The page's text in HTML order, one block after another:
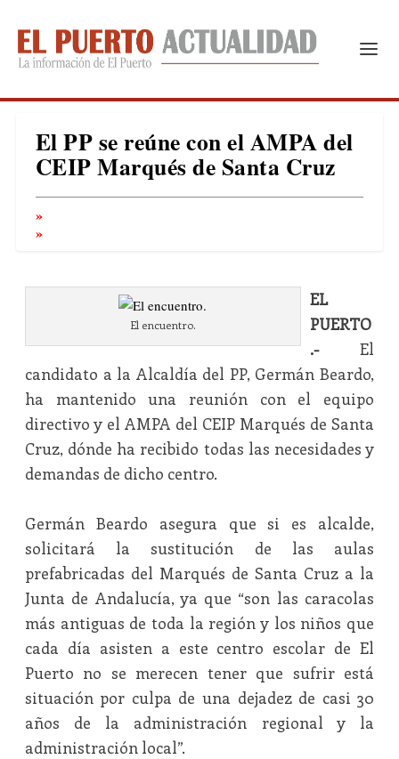
El PP se reúne con el AMPA del
CEIP Marqués de Santa Cruz
El encuentro.
EL
PUERTO
.-El
candidato a la Alcaldía del PP, Germán Beardo,
ha mantenido una reunión con el equipo
directivo y el AMPA del CEIP Marqués de Santa
Cruz, dónde ha recibido todas las necesidades y
demandas de dicho centro.
Germán Beardo asegura que si es alcalde,
solicitará la sustitución de las aulas
prefabricadas del Marqués de Santa Cruz a la
Junta de Andalucía, ya que “son las caracolas
más antiguas de toda la región y los niños que
cada día asisten a este centro escolar de El
Puerto no se merecen tener que sufrir está
situación por culpa de una dejadez de casi 30
años de la administración regional y la
administración local”.